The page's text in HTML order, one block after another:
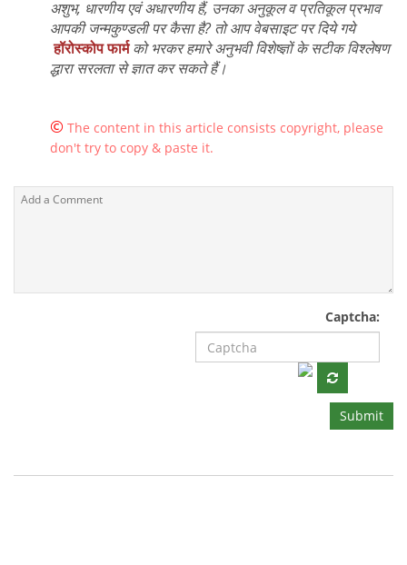
अशुभ, धारणीय एवं अधारणीय हैं, उनका अनुकूल व प्रतिकूल प्रभाव
आपकी जन्मकुण्डली पर कैसा है? तो आप वेबसाइट पर दिये गये
हॉरोस्कोप फार्म को भरकर हमारे अनुभवी विशेष्ज्ञों के सटीक विश्लेषण
द्धारा सरलता से ज्ञात कर सकते हैं।
© The content in this article consists copyright, please
don't try to copy & paste it.
Captcha:
Submit